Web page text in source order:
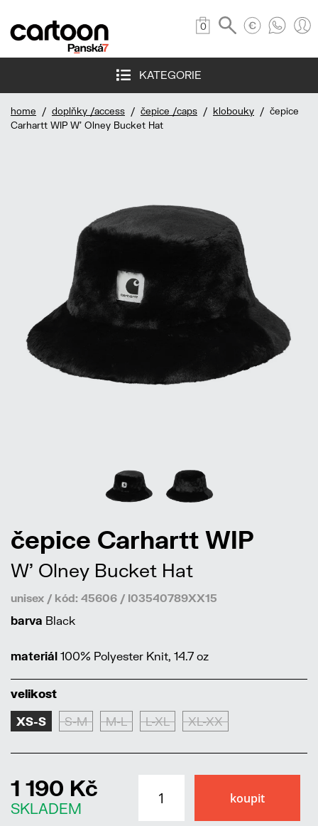
0
KATEGORIE
home / doplňky /access / čepice /caps / klobouky / čepice
Carhartt WIP W' Olney Bucket Hat
čepice Carhartt WIP
W' Olney Bucket Hat
unisex / kód: 45606 / I03540789XX15
barva Black
materiál 100% Polyester Knit, 14.7 oz
velikost
XS-S S-M M-L L-XL XL-XX
1 190 Kč
SKLADEM